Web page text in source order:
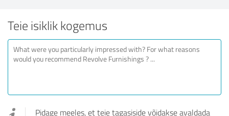
Teie isiklik kogemus
Pidage meeles, et teie tagasiside võidakse avaldada